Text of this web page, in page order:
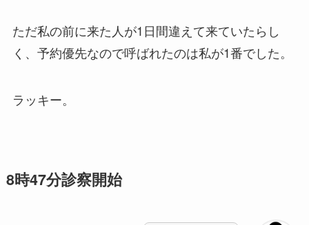
ただ私の前に来た人が1日間違えて来ていたらし
く、予約優先なので呼ばれたのは私が1番でした。
ラッキー。
8時47分診察開始